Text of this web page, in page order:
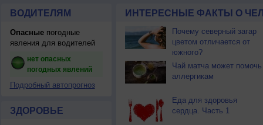
ВОДИТЕЛЯМ
Опасныепогодные
явления для водителей
нет опасных
погодных явлений
Подробный автопрогноз
ЗДОРОВЬЕ
ИНТЕРЕСНЫЕ ФАКТЫ О
Почему северный загар
цветом отличается от
южного?
Чай матча может помочь
аллергикам
Еда для здоровья
сердца. Часть 1